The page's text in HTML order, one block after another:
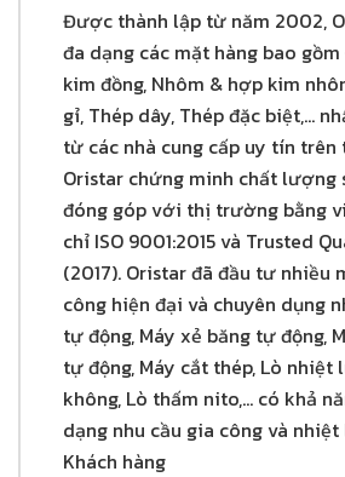
Được thành lập từ năm 2002,
đa dạng các mặt hàng bao
kim đồng, Nhôm & hợp kim
gỉ, Thép dây, Thép đặc biệt,…
từ các nhà cung cấp uy tín
Oristar chứng minh chất lượng
đóng góp với thị trường bằng
chỉ ISO 9001:2015 và Trusted
(2017). Oristar đã đầu tư nhiều
công hiện đại và chuyên dụng
tự động, Máy xẻ băng tự động,
tự động, Máy cắt thép, Lò nhiệt
không, Lò thấm nito,… có khả
dạng nhu cầu gia công và
Khách hàng